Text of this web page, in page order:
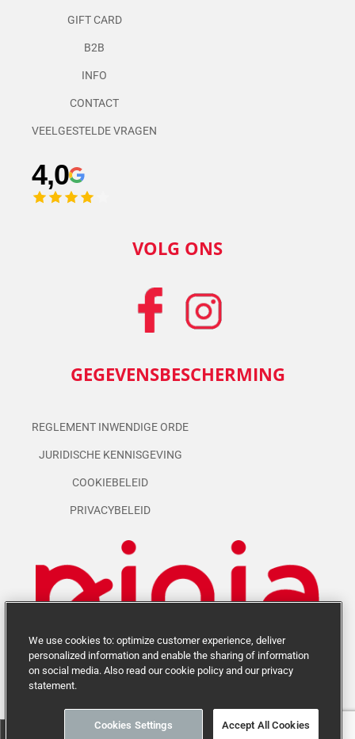
GIFT CARD
B2B
INFO
CONTACT
VEELGESTELDE VRAGEN
4,0
VOLG ONS
GEGEVENSBESCHERMING
REGLEMENT INWENDIGE ORDE
JURIDISCHE KENNISGEVING
COOKIEBELEID
PRIVACYBELEID
We use cookies to: optimize customer experience, deliver
personalized information and enable the sharing of information
on social media. Also read our cookie policy and our privacy
statement.
Cookies Settings Accept All Cookies